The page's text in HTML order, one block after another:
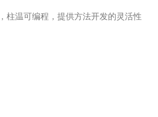
温可编程，提供方法开发的灵活性